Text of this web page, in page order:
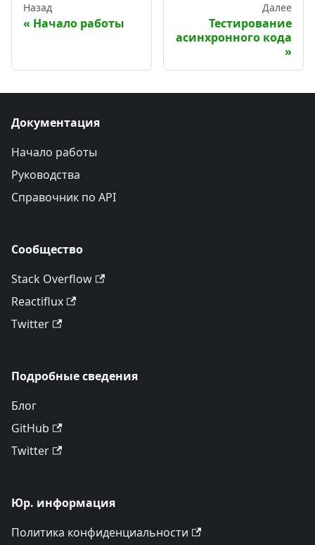
Назад
Начало работы
Далее
Тестирование
асинхронного кода
Документация
Начало работы
Руководства
Справочник по API
Сообщество
Stack Overflow
Reactiflux
Twitter
Подробные сведения
Блог
GitHub
Twitter
Юр. информация
Политика конфиденциальности